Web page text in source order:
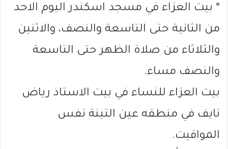
* بيت العزاء في مسجد اسكندر اليوم الاحد
من الثانية حتى التاسعة والنصف، والاثنين
والثلاثاء من صلاة الظهر حتى التاسعة
والنصف مساء.
بيت العزاء للنساء في بيت الاستاذ رياض
نايف في منطقه عين التينة نفس
المواقيت.